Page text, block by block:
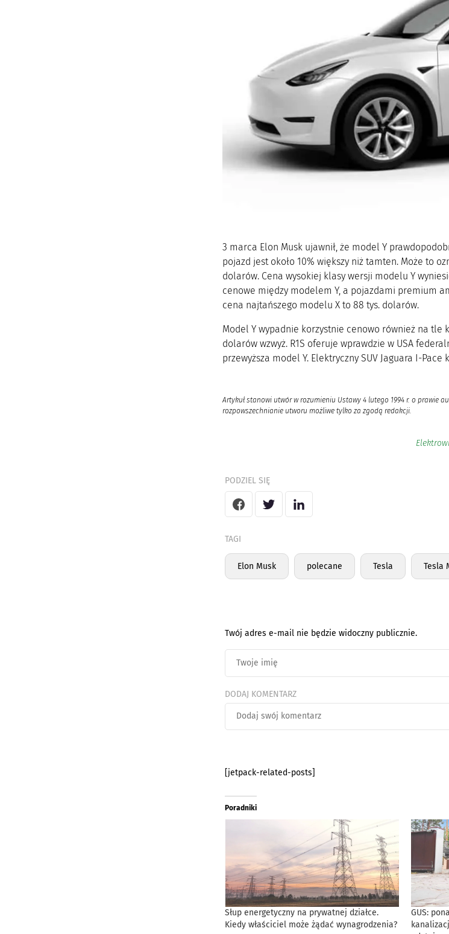
3 marca Elon Musk ujawnił, że model Y
pojazd jest około 10% większy niż tamten. Może to
dolarów. Cena wysokiej klasy wersji modelu Y
cenowe między modelem Y, a pojazdami premium
cena najtańszego modelu X to 88 tys. dolarów.
Model Y wypadnie korzystnie cenowo również na tle
dolarów wzwyż. R1S oferuje wprawdzie w USA
przewyższa model Y. Elektryczny SUV Jaguara I-
Artykuł stanowi utwór w rozumieniu Ustawy 4 lutego 1994 r. o prawie
rozpowszechnianie utworu możliwe tylko za zgodą redakcji.
PODZIEL SIĘ
TAGI
Elon Musk polecane Tesla Tesla
Twój adres e-mail nie będzie widoczny publicznie.
DODAJ KOMENTARZ
[jetpack-related-posts]
Poradniki
Słup energetyczny na prywatnej działce.
Kiedy właściciel może żądać wynagrodzenia?
GUS: